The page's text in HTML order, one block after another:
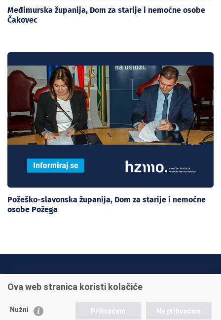
Međimurska županija, Dom za starije i nemoćne osobe
Čakovec
Požeško-slavonska županija, Dom za starije i nemoćne
osobe Požega
+385 1 45 95 011
Ova web stranica koristi kolačiće
Nužni Prihvaćam Ne prihvaćam